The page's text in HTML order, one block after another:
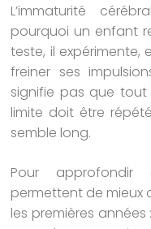
L’immaturité
pourquoi un enfant
teste, il
freiner ses
signifie pas que
limite doit être
semble long.
Pour approfondir
permettent de mieux
les premières années :